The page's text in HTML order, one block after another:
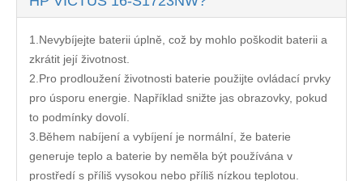
1.Nevybíjejte baterii úplně, což by mohlo poškodit baterii a
zkrátit její životnost.
2.Pro prodloužení životnosti baterie použijte ovládací prvky
pro úsporu energie. Například snižte jas obrazovky, pokud
to podmínky dovolí.
3.Během nabíjení a vybíjení je normální, že baterie
generuje teplo a baterie by neměla být používána v
prostředí s příliš vysokou nebo příliš nízkou teplotou.